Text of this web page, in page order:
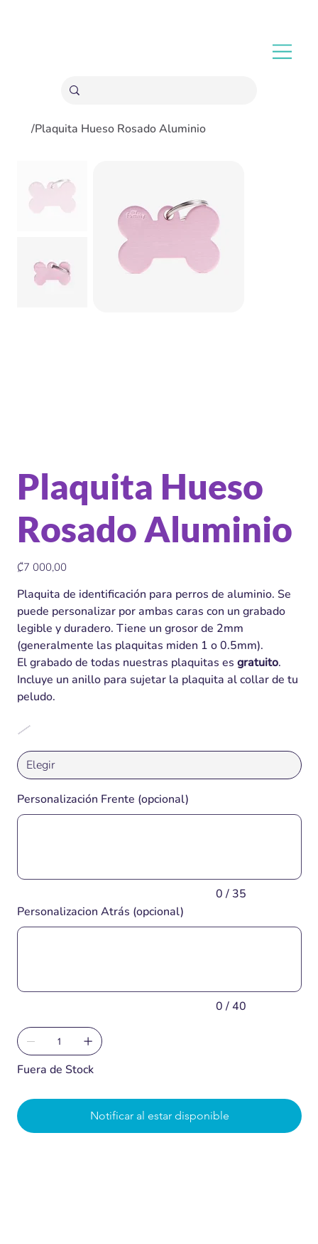
/Plaquita Hueso Rosado Aluminio
Plaquita Hueso
Rosado Aluminio
Precio
₡7 000,00
Plaquita de identificación para perros de aluminio. Se
puede personalizar por ambas caras con un grabado
legible y duradero. Tiene un grosor de 2mm
(generalmente las plaquitas miden 1 o 0.5mm).
El grabado de todas nuestras plaquitas es gratuito.
Incluye un anillo para sujetar la plaquita al collar de tu
peludo.
Personalización Frente (opcional)
35
0 / 35
Personalizacion Atrás (opcional)
40
0 / 40
Fuera de Stock
Notificar al estar disponible